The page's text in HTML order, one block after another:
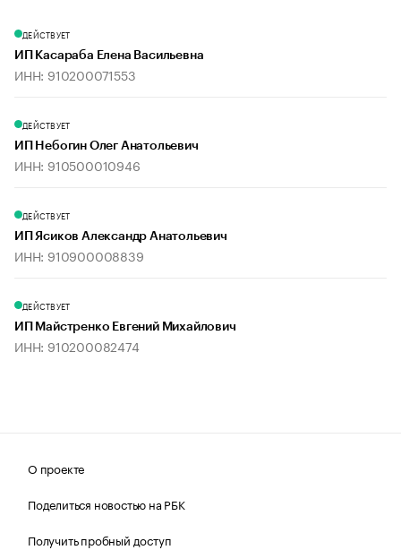
ДЕЙСТВУЕТ
ИП Касараба Елена Васильевна
ИНН: 910200071553
ДЕЙСТВУЕТ
ИП Небогин Олег Анатольевич
ИНН: 910500010946
ДЕЙСТВУЕТ
ИП Ясиков Александр Анатольевич
ИНН: 910900008839
ДЕЙСТВУЕТ
ИП Майстренко Евгений Михайлович
ИНН: 910200082474
О проекте
Поделиться новостью на РБК
Получить пробный доступ